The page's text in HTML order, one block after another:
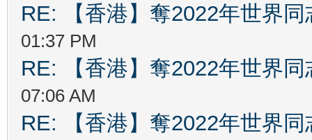
RE: 【香港】奪2022年世界
01:37 PM
RE: 【香港】奪2022年世界
07:06 AM
RE: 【香港】奪2022年世界